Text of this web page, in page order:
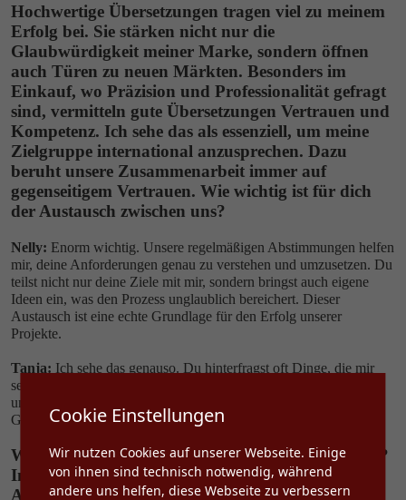
Hochwertige Übersetzungen tragen viel zu meinem
Erfolg bei. Sie stärken nicht nur die
Glaubwürdigkeit meiner Marke, sondern öffnen
auch Türen zu neuen Märkten. Besonders im
Einkauf, wo Präzision und Professionalität gefragt
sind, vermitteln gute Übersetzungen Vertrauen und
Kompetenz. Ich sehe das als essenziell, um meine
Zielgruppe international anzusprechen. Dazu
beruht unsere Zusammenarbeit immer auf
gegenseitigem Vertrauen. Wie wichtig ist für dich
der Austausch zwischen uns?
Nelly: Enorm wichtig. Unsere regelmäßigen Abstimmungen helfen
mir, deine Anforderungen genau zu verstehen und umzusetzen. Du
teilst nicht nur deine Ziele mit mir, sondern bringst auch eigene
Ideen ein, was den Prozess unglaublich bereichert. Dieser
Austausch ist eine echte Grundlage für den Erfolg unserer
Projekte.
Tanja: Ich sehe das genauso. Du hinterfragst oft Dinge, die mir
selbst gar nicht aufgefallen wären, und das hebt die Qualität
unserer Zusammenarbeit auf ein höheres Niveau. Es ist ein echter
Gewinn, wenn beide Seiten ihre Expertise einbringen können.
Wie stehst du zur Rolle der KI in der Übersetzung?
Immer häufiger komme ich in meiner täglichen
Arbeit in Kontakt mit KI. Wo siehst du in deiner
Cookie Einstellungen
Wir nutzen Cookies auf unserer Webseite. Einige
von ihnen sind technisch notwendig, während
andere uns helfen, diese Webseite zu verbessern